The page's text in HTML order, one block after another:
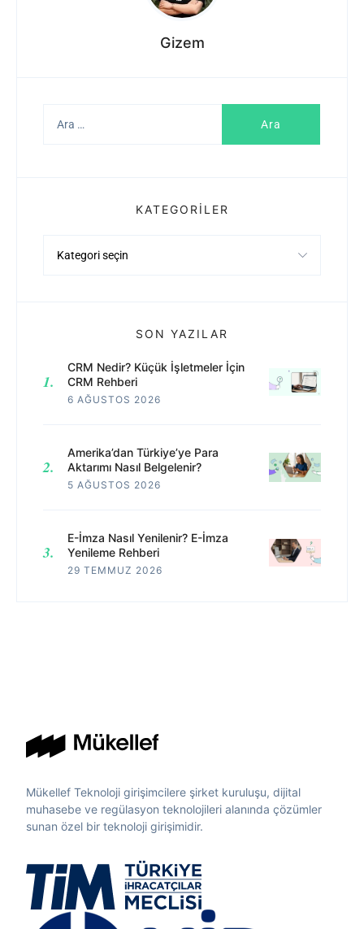
Gizem
KATEGORILER
SON YAZILAR
CRM Nedir? Küçük İşletmeler İçin
CRM Rehberi
6 AĞUSTOS 2026
Amerika’dan Türkiye’ye Para
Aktarımı Nasıl Belgelenir?
5 AĞUSTOS 2026
E-İmza Nasıl Yenilenir? E-İmza
Yenileme Rehberi
29 TEMMUZ 2026
Mükellef Teknoloji girişimcilere şirket kuruluşu, dijital
muhasebe ve regülasyon teknolojileri alanında çözümler
sunan özel bir teknoloji girişimidir.